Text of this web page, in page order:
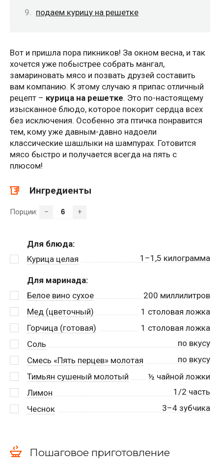
подаем курицу на решетке
Вот и пришла пора пикников! За окном весна, и так
хочется уже побыстрее собрать мангал,
замариновать мясо и позвать друзей составить
вам компанию. К этому случаю я припас отличный
рецепт – курица на решетке. Это по-настоящему
изысканное блюдо, которое покорит сердца всех
без исключения. Особенно эта птичка понравится
тем, кому уже давным-давно надоели
классические шашлыки на шампурах. Готовится
мясо быстро и получается всегда на пять с
плюсом!
Ингредиенты
Порции: – +
Для блюда:
Курица целая
1–1,5 килограмма
Для маринада:
Белое вино сухое
200 миллилитров
Мед (цветочный)
1 столовая ложка
Горчица (готовая)
1 столовая ложка
Соль
по вкусу
Смесь «Пять перцев» молотая
по вкусу
Тимьян сушеный молотый
½ чайной ложки
Лимон
1/2 часть
Чеснок
3–4 зубчика
Пошаговое приготовление